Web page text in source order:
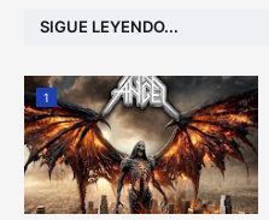
SIGUE LEYENDO...
1